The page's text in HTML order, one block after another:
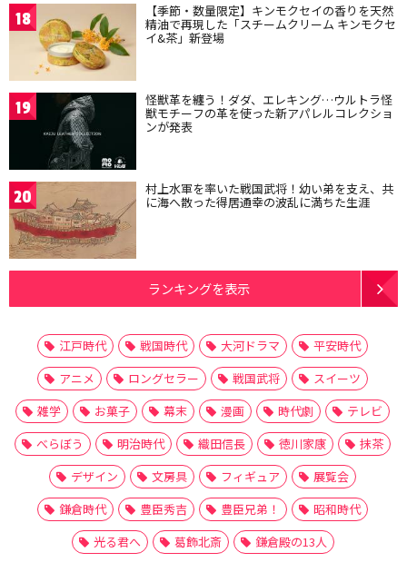
18 【季節・数量限定】キンモクセイの香りを天然
精油で再現した「スチームクリーム キンモクセ
イ&茶」新登場
19 怪獣革を纏う！ダダ、エレキング…ウルトラ怪
獣モチーフの革を使った新アパレルコレクショ
ンが発表
20 村上水軍を率いた戦国武将！幼い弟を支え、共
に海へ散った得居通幸の波乱に満ちた生涯
ランキングを表示
江戸時代 戦国時代 大河ドラマ
平安時代
アニメ
ロングセラー 戦国武将
スイーツ
雑学
お菓子 幕末 漫画 時代劇
テレビ
べらぼう
明治時代 織田信長 徳川家康
抹茶
デザイン
文房具 フィギュア
展覧会
鎌倉時代
豊臣秀吉 豊臣兄弟！
昭和時代
光る君へ
葛飾北斎 鎌倉殿の13人